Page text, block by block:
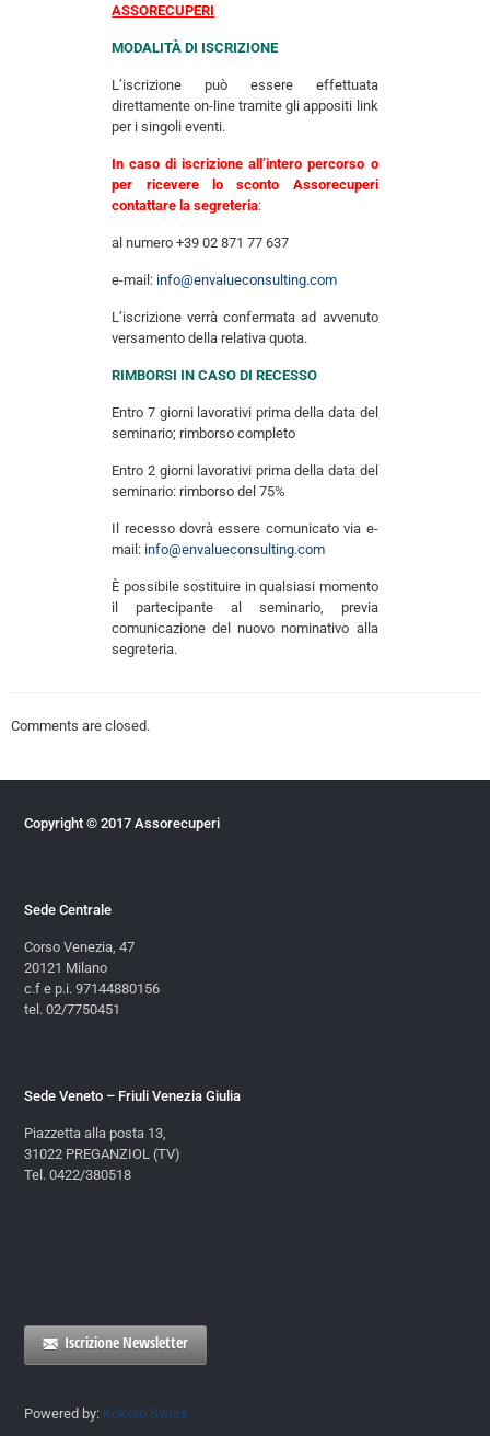
ASSORECUPERI
MODALITÀ DI ISCRIZIONE
L’iscrizione può essere effettuata
direttamente on-line tramite gli appositi link
per i singoli eventi.
In caso di iscrizione all’intero percorso o
per ricevere lo sconto Assorecuperi
contattare la segreteria:
al numero +39 02 871 77 637
e-mail: info@envalueconsulting.com
L’iscrizione verrà confermata ad avvenuto
versamento della relativa quota.
RIMBORSI IN CASO DI RECESSO
Entro 7 giorni lavorativi prima della data del
seminario; rimborso completo
Entro 2 giorni lavorativi prima della data del
seminario: rimborso del 75%
Il recesso dovrà essere comunicato via e-
mail: info@envalueconsulting.com
È possibile sostituire in qualsiasi momento
il partecipante al seminario, previa
comunicazione del nuovo nominativo alla
segreteria.
Comments are closed.
Copyright © 2017 Assorecuperi
Sede Centrale
Corso Venezia, 47
20121 Milano
c.f e p.i. 97144880156
tel. 02/7750451
Sede Veneto – Friuli Venezia Giulia
Piazzetta alla posta 13,
31022 PREGANZIOL (TV)
Tel. 0422/380518
Iscrizione Newsletter
Powered by: Kokoro Swiss